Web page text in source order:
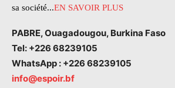
sa société...EN SAVOIR PLUS
PABRE, Ouagadougou, Burkina Faso
Tel: +226 68239105
WhatsApp : +226 68239105
info@espoir.bf